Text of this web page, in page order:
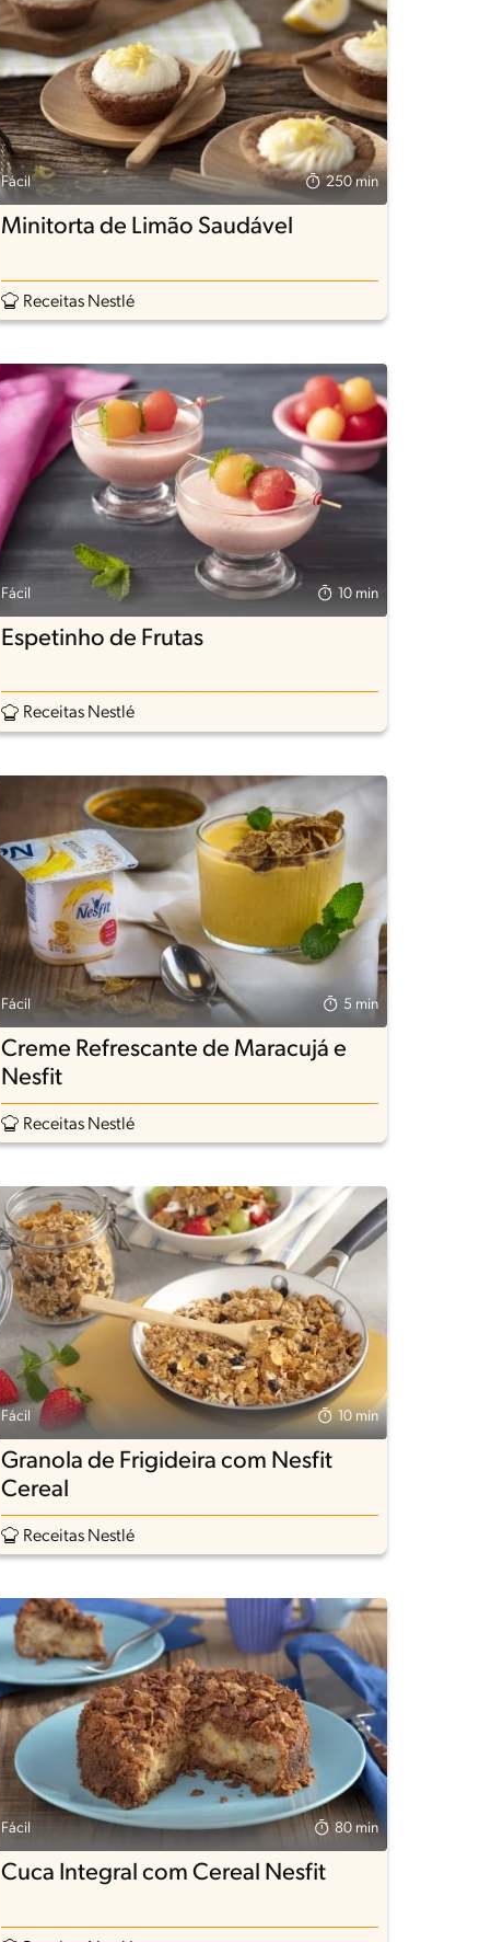
Fácil 250 min
Minitorta de Limão Saudável
Receitas Nestlé
Fácil 10 min
Espetinho de Frutas
Receitas Nestlé
Fácil 5 min
Creme Refrescante de Maracujá e
Nesfit
Receitas Nestlé
Fácil 10 min
Granola de Frigideira com Nesfit
Cereal
Receitas Nestlé
Fácil 80 min
Cuca Integral com Cereal Nesfit